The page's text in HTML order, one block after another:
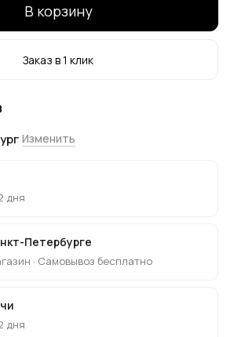
В корзину
Заказ в 1 клик
Изменить
дня
Петербурге
· Самовывоз бесплатно
дня